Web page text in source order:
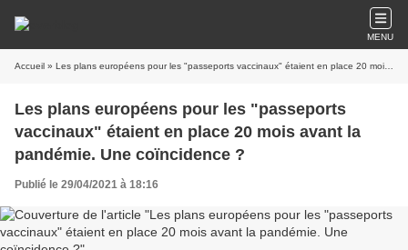
MENU
Accueil » Les plans européens pour les "passeports vaccinaux" étaient en place 20 mois avant la pandémie. Une coïncidence ?
Les plans européens pour les "passeports
vaccinaux" étaient en place 20 mois avant la
pandémie. Une coïncidence ?
Publié le 29/04/2021 à 18:16